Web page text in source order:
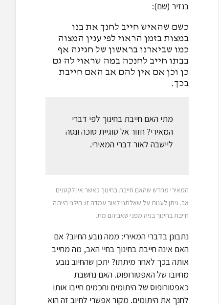
בנזיר (שם):
כשם שהאיש חייב לחנך את בנו
במצות בזמן הראוי לפי ענין המצוה
כמו שביארנו בראשון של חגיגה אף
בבתו חייב לחנכה במה שראוי לה גם
כן וכן אם אין להם אב האם חייבת
בכך.
מתי האם חייבת בחינוך לפי דברי
המאירי? חזור אל סוגיית סוכה ונסה
ליישבה לאור דברי המאירי.
המאירי מחדש שהאם חייבת בחינוך כאשר אין לקטנים
אב. ניתן לענות על שאלתנו לאור עמדה זו: הילני הייתה
חייבת בחינוך בניה מפני שאביהם מת.
נתבונן בדברי המאירי: ממה נובע החיוב? אם
האם אינה חייבת בחינוך בחיי האב, מה מחייב
אותה בכך לאחר מיתתו? יתכן שהחיוב נובע
מחיובו של האפטורופוס. האם נחשבת
כאפטורופוס של היתומים וחכמים חייבו אותו
לחנך את היתומים. מקור אפשרי לחיוב זה הוא